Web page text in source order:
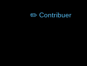
✏️ Contribuer